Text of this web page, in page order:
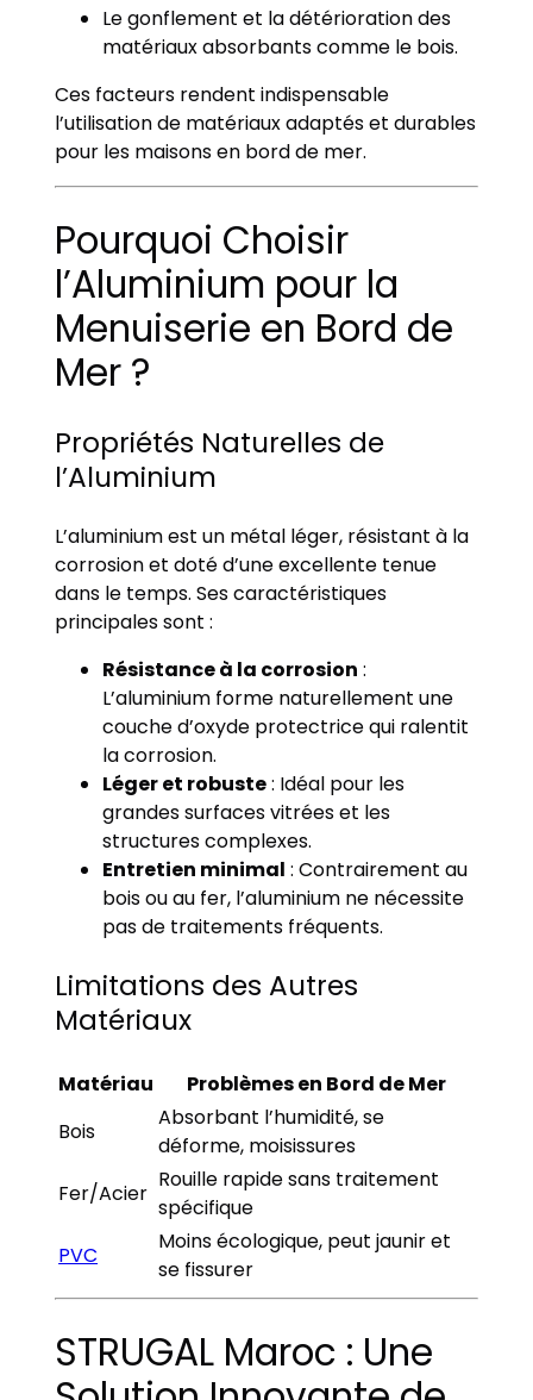
Le gonflement et la détérioration des
matériaux absorbants comme le bois.
Ces facteurs rendent indispensable
l’utilisation de matériaux adaptés et durables
pour les maisons en bord de mer.
Pourquoi Choisir
l’Aluminium pour la
Menuiserie en Bord de
Mer ?
Propriétés Naturelles de
l’Aluminium
L’aluminium est un métal léger, résistant à la
corrosion et doté d’une excellente tenue
dans le temps. Ses caractéristiques
principales sont :
Résistance à la corrosion :
L’aluminium forme naturellement une
couche d’oxyde protectrice qui ralentit
la corrosion.
Léger et robuste: Idéal pour les
grandes surfaces vitrées et les
structures complexes.
Entretien minimal : Contrairement au
bois ou au fer, l’aluminium ne nécessite
pas de traitements fréquents.
Limitations des Autres
Matériaux
Matériau
Problèmes en Bord de Mer
Bois
Absorbant l’humidité, se
déforme, moisissures
Fer/Acier
Rouille rapide sans traitement
spécifique
PVC
Moins écologique, peut jaunir et
se fissurer
STRUGAL Maroc : Une